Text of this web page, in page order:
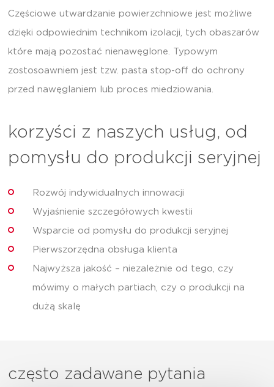
Częściowe utwardzanie powierzchniowe jest możliwe
dzięki odpowiednim technikom izolacji, tych obaszarów
które mają pozostać nienawęglone. Typowym
zostosoawniem jest tzw. pasta stop-off do ochrony
przed nawęglaniem lub proces miedziowania.
korzyści z naszych usług, od
pomysłu do produkcji seryjnej
Rozwój indywidualnych innowacji
Wyjaśnienie szczegółowych kwestii
Wsparcie od pomysłu do produkcji seryjnej
Pierwszorzędna obsługa klienta
Najwyższa jakość – niezależnie od tego, czy
mówimy o małych partiach, czy o produkcji na
dużą skalę
często zadawane pytania